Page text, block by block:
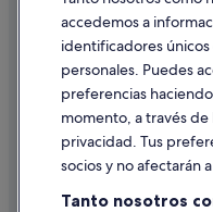
Casas de huéspedes en
Hoteles con bar en Casco
Hilton Hotels en Bilbao
Apartamentos en
Ayuda
Cancelar un vuelo
Cancelar una reserva de
accedemos a
identificadores únicos
personales. Puedes
preferencias
momento, a través
privacidad. Tus
socios y no afectarán
Tanto nosotros